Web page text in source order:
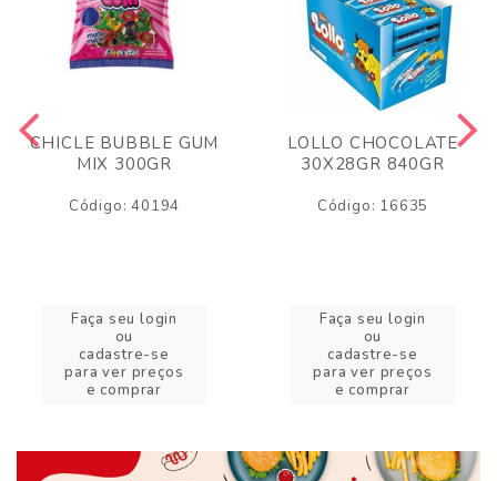
CHICLE BUBBLE GUM
MIX 300GR
Código: 40194
Faça seu login
ou
cadastre-se
para ver preços
e comprar
LOLLO CHOCOLATE
30X28GR 840GR
Código: 16635
Faça seu login
ou
cadastre-se
para ver preços
e comprar